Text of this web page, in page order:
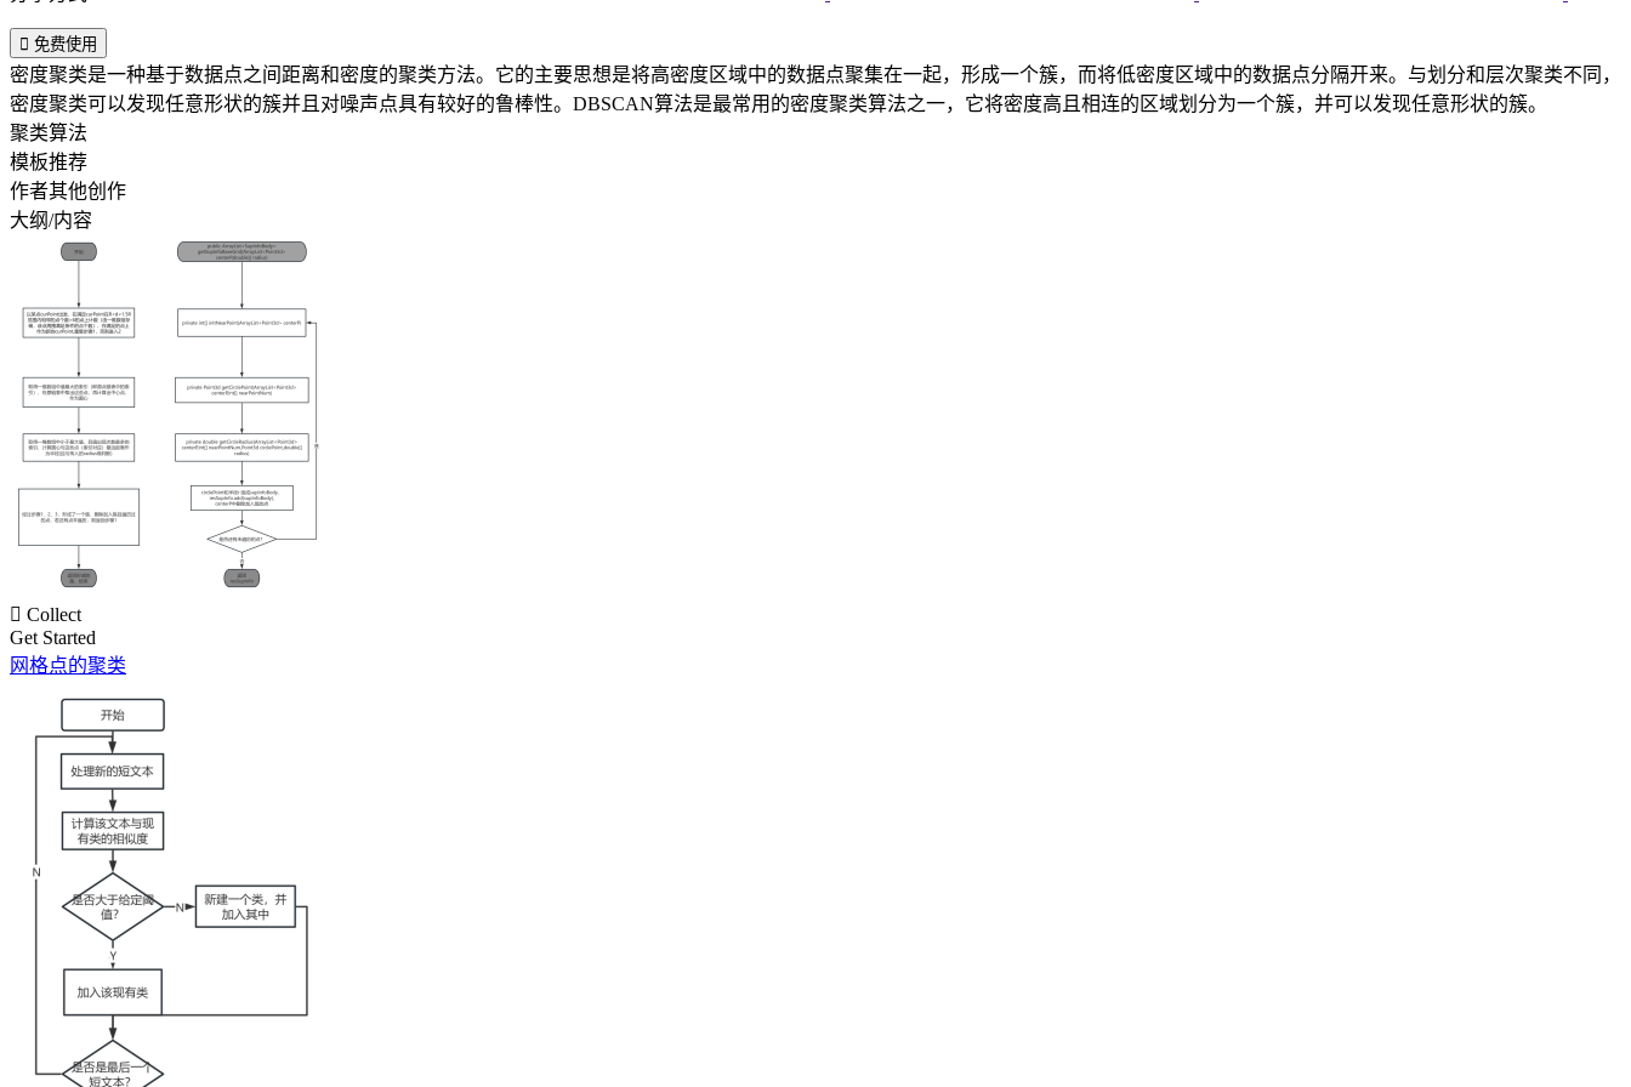
 免费使用
密度聚类是一种基于数据点之间距离和密度的聚类方法。它的主要思想是将高密度区域中的数据点聚集在一起，形成一个簇，而将低密度区域中的数据点分隔开来。与划分和层次聚类不同，
密度聚类可以发现任意形状的簇并且对噪声点具有较好的鲁棒性。DBSCAN算法是最常用的密度聚类算法之一，它将密度高且相连的区域划分为一个簇，并可以发现任意形状的簇。
聚类算法
模板推荐
作者其他创作
大纲/内容
 Collect
Get Started
网格点的聚类